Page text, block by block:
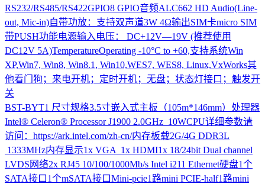
RS232/RS485/RS422GPIO8 GPIO音频ALC662 HD Audio(Line-
out, Mic-in)自带功放：支持双声道3W 4Ω输出SIM卡micro SIM
带PUSH功能电源输入电压： DC+12V—19V (推荐使用
DC12V 5A)TemperatureOperating -10°C to +60,支持系统Win
XP,Win7, Win8, Win8.1, Win10,WES7, WES8, Linux,VxWorks其
他看门狗；来电开机；定时开机；无盘；状态灯接口；触发开
关
BST-BYT1 尺寸规格3.5寸嵌入式主板（105m*146mm）处理器
Intel® Celeron® Processor J1900 2.0GHz 10WCPU详细参数请
访问：https://ark.intel.com/zh-cn/内存板载2G/4G DDR3L
1333MHz内存显示1x VGA 1x HDMI1x 18/24bit Dual channel
LVDS网络2x RJ45 10/100/1000Mb/s Intel i211 Ethernet硬盘1个
SATA接口1个mSATA接口Mini-pcie1路mini PCIE-half1路mini